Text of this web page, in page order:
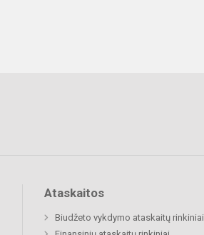
Ataskaitos
Biudžeto vykdymo ataskaitų rinkiniai